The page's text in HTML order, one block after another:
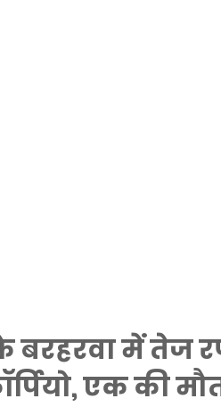
बरहरवा में तेज
एक की